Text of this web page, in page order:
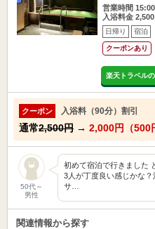
営業時間
入浴料金 2,500
日帰り 宿泊
クーポンあり
楽天トラベル
クーポン 入浴料（90分）割引
通常2,500円 → 2,000円（500
50代～
男性
初めて宿泊で行きました
3人が丁度良い感じかな？
サ…
関連情報から探す